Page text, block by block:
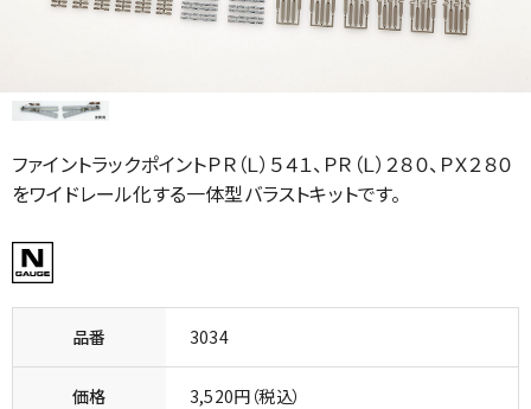
ファイントラックポイントＰＲ（Ｌ）５４１、ＰＲ（Ｌ）２８０、ＰＸ２８０
をワイドレール化する一体型バラストキットです。
品番 3034
価格 3,520円（税込）